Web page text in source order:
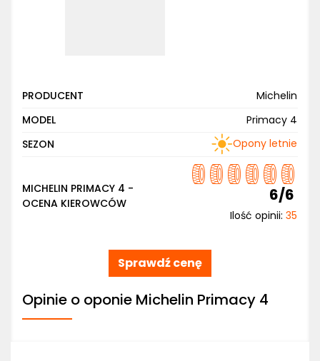
PRODUCENT
Michelin
MODEL
Primacy 4
SEZON
Opony letnie
MICHELIN PRIMACY 4 -
OCENA KIEROWCÓW
6/6
Ilość opinii: 35
Sprawdź cenę
Opinie o oponie Michelin Primacy 4